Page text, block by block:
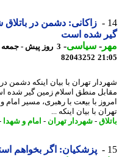
زاکانی: دشمن در باتلاق
شده است
-سیاسی-
82043252
تهران با بیان اینکه دشمن در
منطق اسلام زمین گیر شده
با بیعت با رهبری، مسیر امام و
با بیان اینکه ...
-شهردار تهران- امام و شهدا-
پزشکیان: اگر بخواهم